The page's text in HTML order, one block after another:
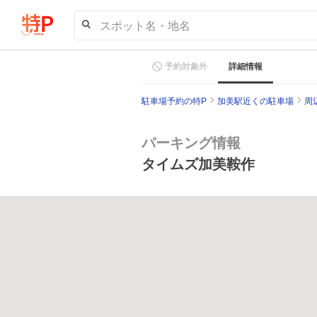
スポット名・地名
予約対象外 詳細情報
駐車場予約の特P 加美駅近くの駐車場 周
パーキング情報
タイムズ加美鞍作